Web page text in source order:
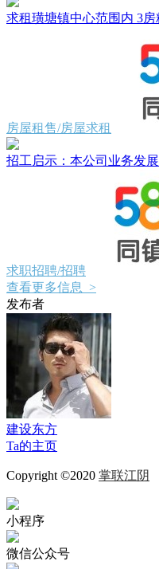
求租璜塘镇中心范围内 3
房屋租售/房屋求租
招工启示：本公司业务发
求职招聘/招聘
查看更多信息 >
发布者
建设东方
Ta的主页
Copyright ©2020 掌联江阴
小程序
微信公众号